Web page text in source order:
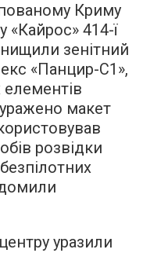
Криму
«Кайрос» 414-ї
зенітний
«Панцир-С1»,
макет
розвідки
уразили